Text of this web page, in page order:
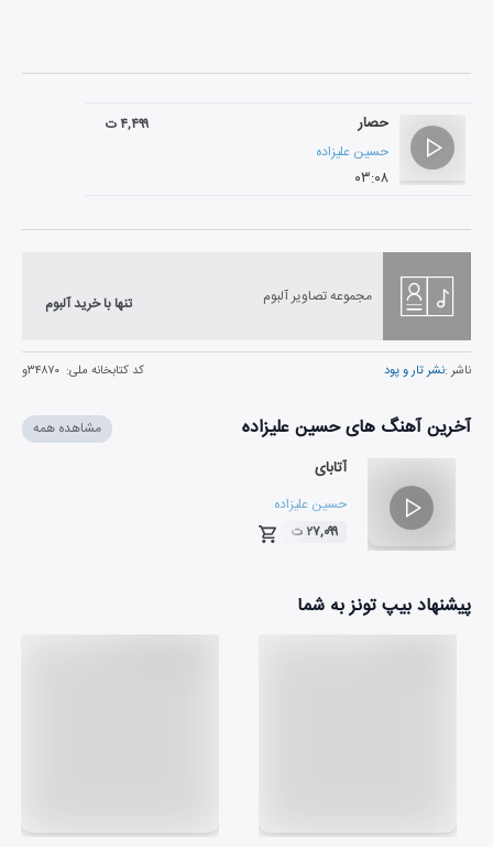
حصار
حسین علیزاده
۰۳:۰۸
۴,۴۹۹ ت
مجموعه تصاویر آلبوم تنها با خرید آلبوم
ناشر :نشر تار و پود کد کتابخانه ملی: ۳۴۸۷۰و
آخرین آهنگ های حسین علیزاده مشاهده همه
آتابای
حسین علیزاده
۰۴:۵۰
۲۷,۰۹۹ ت
پیشنهاد بیپ تونز به شما